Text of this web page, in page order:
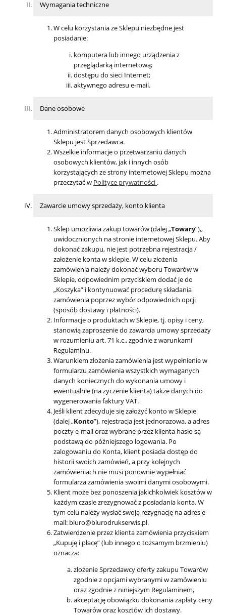
Wymagania techniczne
W celu korzystania ze Sklepu niezbędne jest
posiadanie:
komputera lub innego urządzenia z
przeglądarką internetową;
dostępu do sieci Internet;
aktywnego adresu e-mail.
Dane osobowe
Administratorem danych osobowych klientów
Sklepu jest Sprzedawca.
Wszelkie informacje o przetwarzaniu danych
osobowych klientów, jak i innych osób
korzystających ze strony internetowej Sklepu można
przeczytać w Polityce prywatności .
Zawarcie umowy sprzedaży, konto klienta
Sklep umożliwia zakup towarów (dalej „Towary”),,
uwidocznionych na stronie internetowej Sklepu. Aby
dokonać zakupu, nie jest potrzebna rejestracja /
założenie konta w sklepie. W celu złożenia
zamówienia należy dokonać wyboru Towarów w
Sklepie, odpowiednim przyciskiem dodać je do
„Koszyka” i kontynuować procedurę składania
zamówienia poprzez wybór odpowiednich opcji
(sposób dostawy i płatności).
Informacje o produktach w Sklepie, tj. opisy i ceny,
stanowią zaproszenie do zawarcia umowy sprzedaży
w rozumieniu art. 71 k.c., zgodnie z warunkami
Regulaminu.
Warunkiem złożenia zamówienia jest wypełnienie w
formularzu zamówienia wszystkich wymaganych
danych koniecznych do wykonania umowy i
ewentualnie (na życzenie klienta) także danych do
wygenerowania faktury VAT.
Jeśli klient zdecyduje się założyć konto w Sklepie
(dalej „Konto”), rejestracja jest jednorazowa, a adres
poczty e-mail oraz wybrane przez klienta hasło są
podstawą do późniejszego logowania. Po
zalogowaniu do Konta, klient posiada dostęp do
historii swoich zamówień, a przy kolejnych
zamówieniach nie musi ponownie wypełniać
formularza zamówienia swoimi danymi osobowymi.
Klient może bez ponoszenia jakichkolwiek kosztów w
każdym czasie zrezygnować z posiadania konta. W
tym celu należy wysłać swoją rezygnację na adres e-
mail: biuro@biurodrukserwis.pl.
Zatwierdzenie przez klienta zamówienia przyciskiem
„Kupuję i płacę” (lub innego o tożsamym brzmieniu)
oznacza:
złożenie Sprzedawcy oferty zakupu Towarów
zgodnie z opcjami wybranymi w zamówieniu
oraz zgodnie z niniejszym Regulaminem,
akceptację obowiązku dokonania zapłaty ceny
Towarów oraz kosztów ich dostawy.